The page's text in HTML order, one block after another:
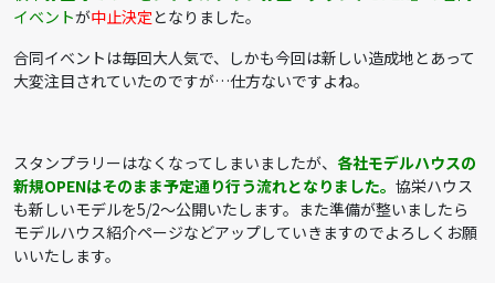
イベントが中止決定となりました。
合同イベントは毎回大人気で、しかも今回は新しい造成地とあって
大変注目されていたのですが…仕方ないですよね。
スタンプラリーはなくなってしまいましたが、 各社モデルハウスの
新規OPENはそのまま予定通り行う流れとなりました。 協栄ハウス
も新しいモデルを5/2～公開いたします。また準備が整いましたら
モデルハウス紹介ページなどアップしていきますのでよろしくお願
いいたします。